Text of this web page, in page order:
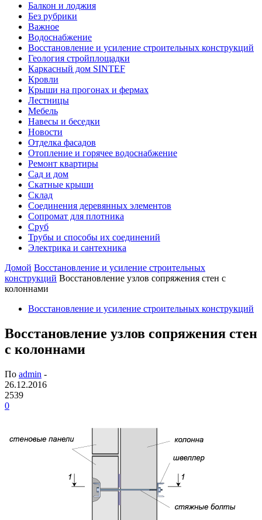
Балкон и лоджия
Без рубрики
Важное
Водоснабжение
Восстановление и усиление строительных конструкций
Геология стройплощадки
Каркасный дом SINTEF
Кровли
Крыши на прогонах и фермах
Лестницы
Мебель
Навесы и беседки
Новости
Отделка фасадов
Отопление и горячее водоснабжение
Ремонт квартиры
Сад и дом
Скатные крыши
Склад
Соединения деревянных элементов
Сопромат для плотника
Сруб
Трубы и способы их соединений
Электрика и сантехника
Домой Восстановление и усиление строительных
конструкций Восстановление узлов сопряжения стен с
колоннами
Восстановление и усиление строительных конструкций
Восстановление узлов сопряжения стен
с колоннами
По admin -
26.12.2016
2539
0